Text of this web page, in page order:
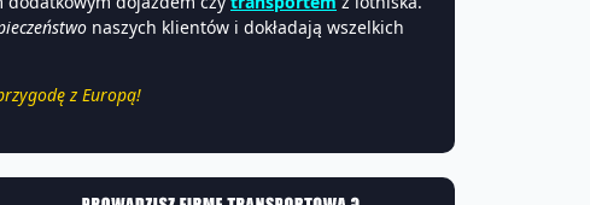
naszych klientów i dokładają wszelkich
z Europą!